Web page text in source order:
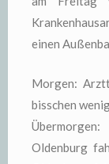
einen
Morgen:
bisschen
Oldenburg